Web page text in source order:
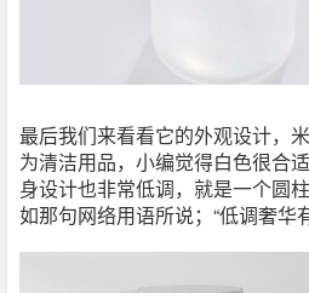
最后我们来看看它的外观设计，
为清洁用品，小编觉得白色很合
身设计也非常低调，就是一个圆
如那句网络用语所说；“低调奢华